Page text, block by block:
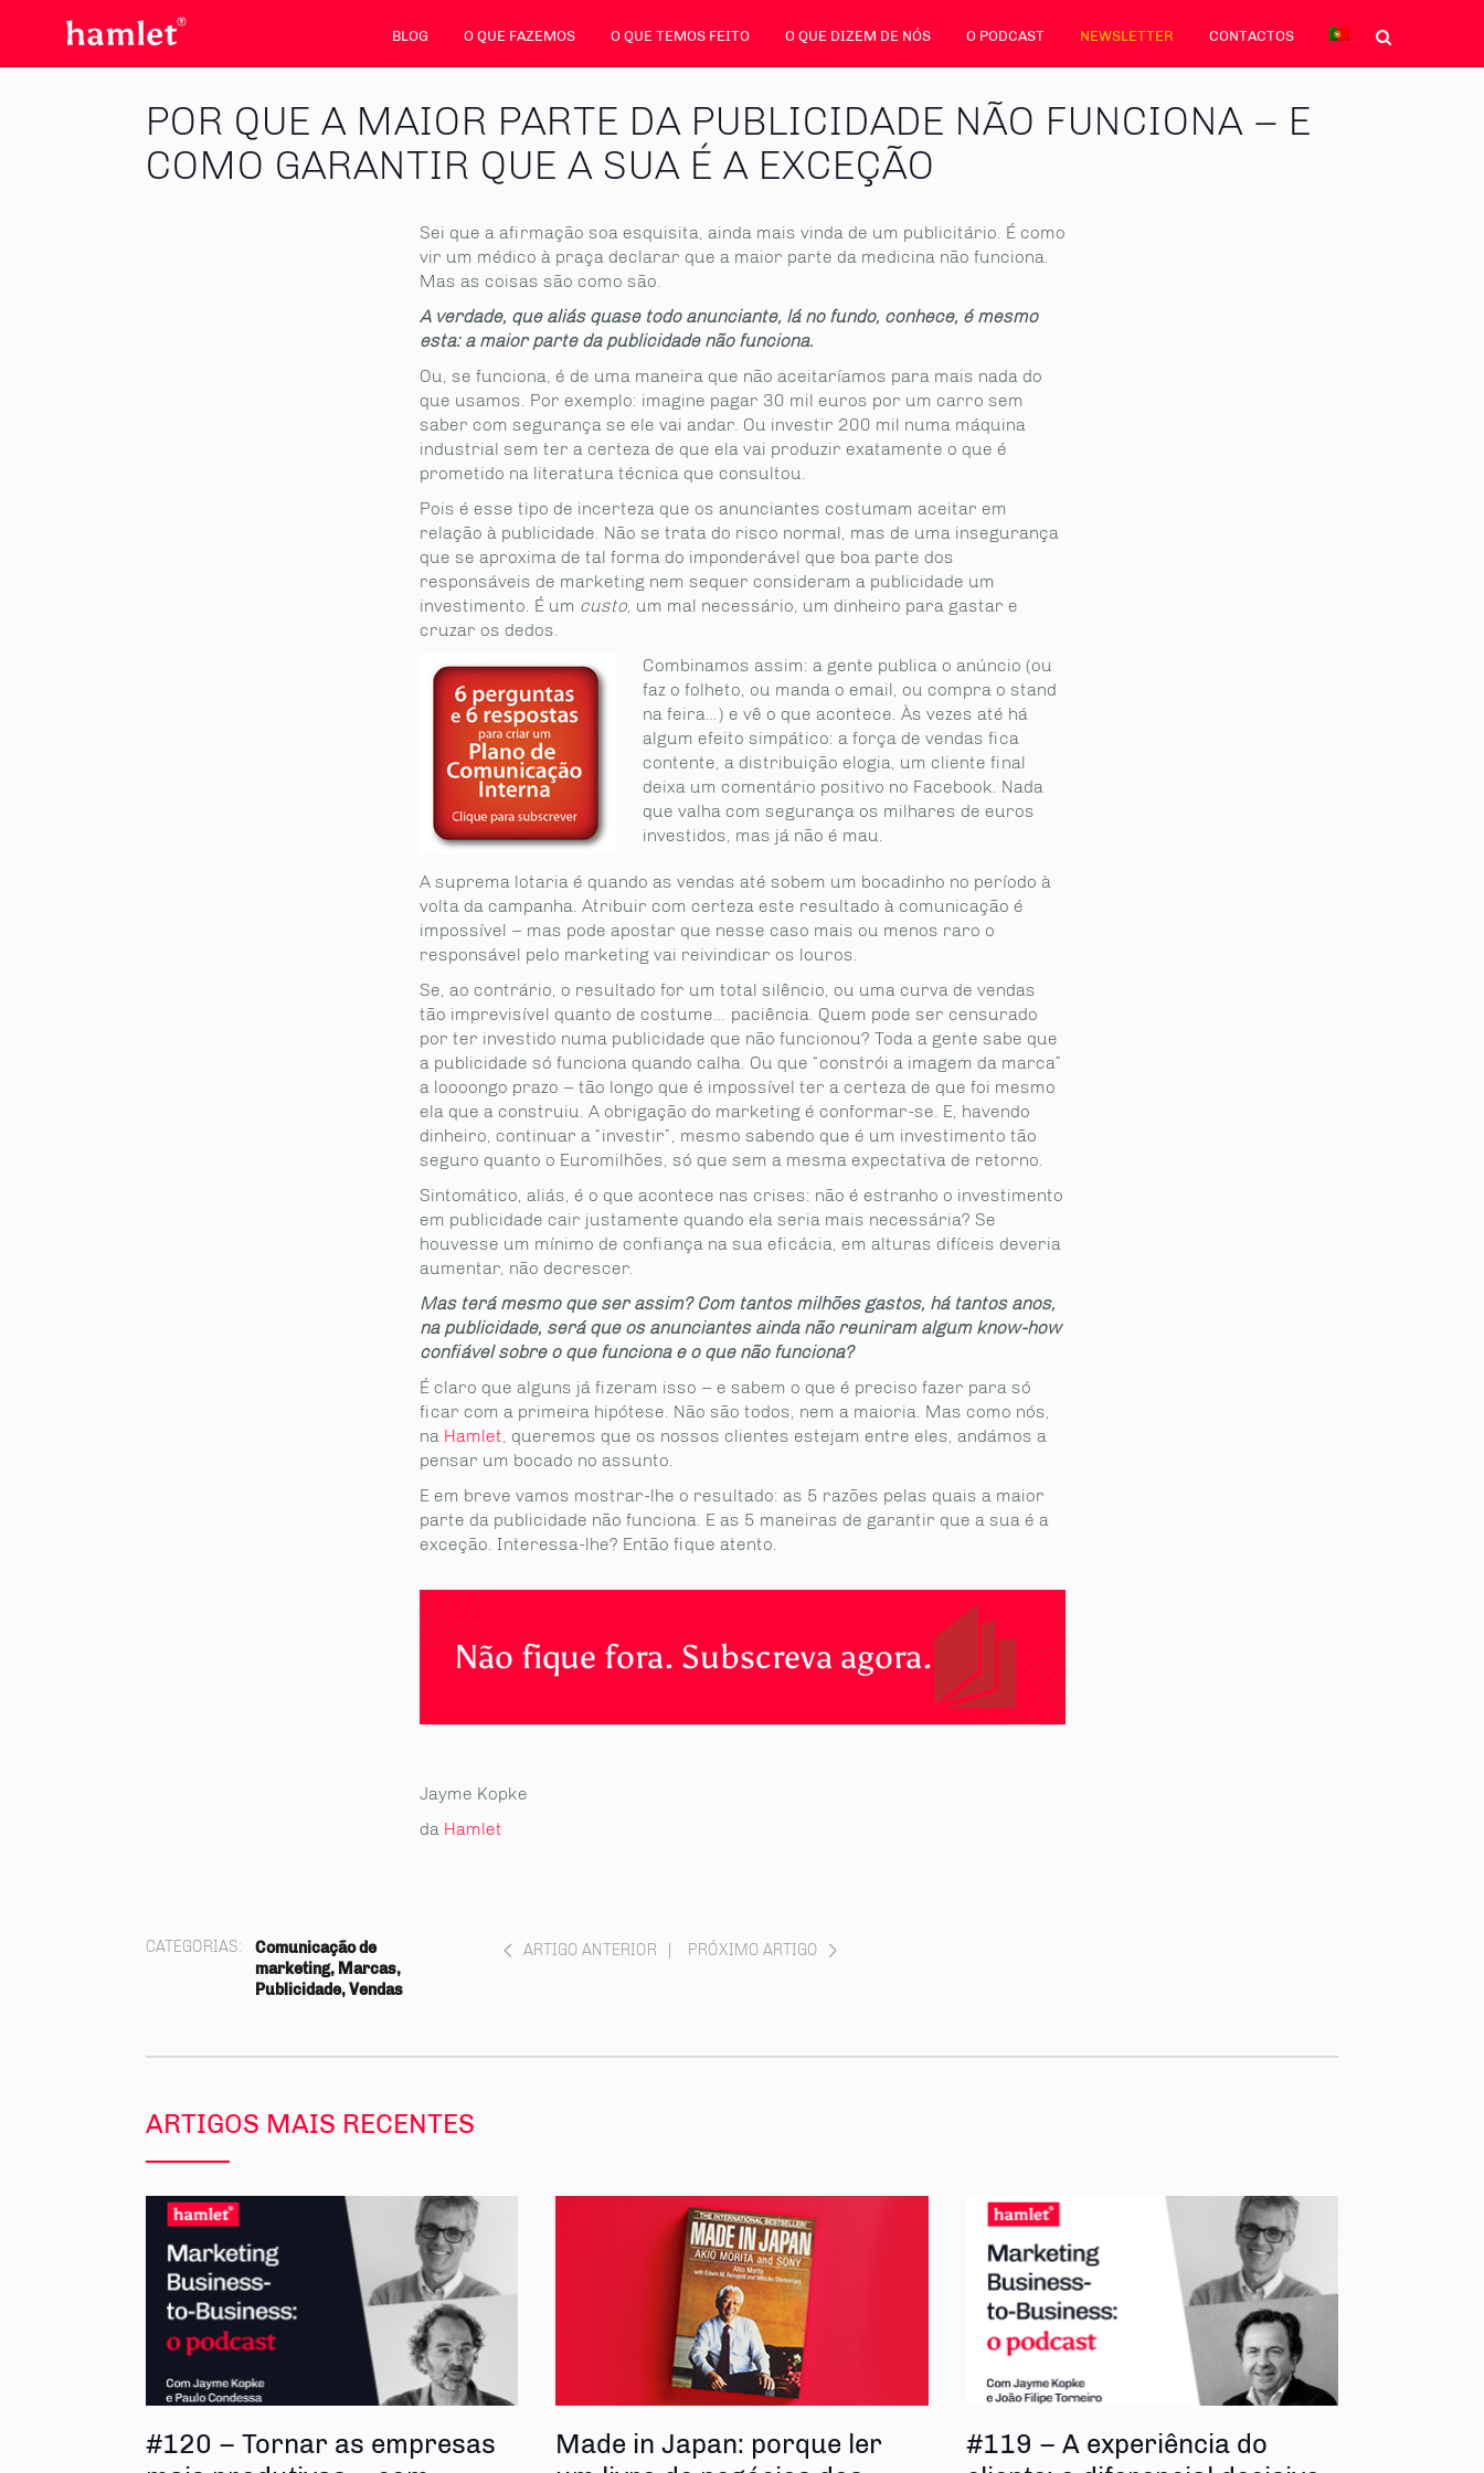
BLOG O QUE FAZEMOS O QUE TEMOS FEITO O QUE DIZEM DE NÓS O PODCAST NEWSLETTER CONTACTOS
POR QUE A MAIOR PARTE DA PUBLICIDADE NÃO FUNCIONA – E
COMO GARANTIR QUE A SUA É A EXCEÇÃO
Sei que a afirmação soa esquisita, ainda mais vinda de um publicitário. É como
vir um médico à praça declarar que a maior parte da medicina não funciona.
Mas as coisas são como são.
A verdade, que aliás quase todo anunciante, lá no fundo, conhece, é mesmo
esta: a maior parte da publicidade não funciona.
Ou, se funciona, é de uma maneira que não aceitaríamos para mais nada do
que usamos. Por exemplo: imagine pagar 30 mil euros por um carro sem
saber com segurança se ele vai andar. Ou investir 200 mil numa máquina
industrial sem ter a certeza de que ela vai produzir exatamente o que é
prometido na literatura técnica que consultou.
Pois é esse tipo de incerteza que os anunciantes costumam aceitar em
relação à publicidade. Não se trata do risco normal, mas de uma insegurança
que se aproxima de tal forma do imponderável que boa parte dos
responsáveis de marketing nem sequer consideram a publicidade um
investimento. É um custo, um mal necessário, um dinheiro para gastar e
cruzar os dedos.
Combinamos assim: a gente publica o anúncio (ou
faz o folheto, ou manda o email, ou compra o stand
na feira…) e vê o que acontece. Às vezes até há
algum efeito simpático: a força de vendas fica
contente, a distribuição elogia, um cliente final
deixa um comentário positivo no Facebook. Nada
que valha com segurança os milhares de euros
investidos, mas já não é mau.
A suprema lotaria é quando as vendas até sobem um bocadinho no período à
volta da campanha. Atribuir com certeza este resultado à comunicação é
impossível – mas pode apostar que nesse caso mais ou menos raro o
responsável pelo marketing vai reivindicar os louros.
Se, ao contrário, o resultado for um total silêncio, ou uma curva de vendas
tão imprevisível quanto de costume… paciência. Quem pode ser censurado
por ter investido numa publicidade que não funcionou? Toda a gente sabe que
a publicidade só funciona quando calha. Ou que “constrói a imagem da marca”
a loooongo prazo – tão longo que é impossível ter a certeza de que foi mesmo
ela que a construiu. A obrigação do marketing é conformar-se. E, havendo
dinheiro, continuar a “investir”, mesmo sabendo que é um investimento tão
seguro quanto o Euromilhões, só que sem a mesma expectativa de retorno.
Sintomático, aliás, é o que acontece nas crises: não é estranho o investimento
em publicidade cair justamente quando ela seria mais necessária? Se
houvesse um mínimo de confiança na sua eficácia, em alturas difíceis deveria
aumentar, não decrescer.
Mas terá mesmo que ser assim? Com tantos milhões gastos, há tantos anos,
na publicidade, será que os anunciantes ainda não reuniram algum know-how
confiável sobre o que funciona e o que não funciona?
É claro que alguns já fizeram isso – e sabem o que é preciso fazer para só
ficar com a primeira hipótese. Não são todos, nem a maioria. Mas como nós,
na Hamlet, queremos que os nossos clientes estejam entre eles, andámos a
pensar um bocado no assunto.
E em breve vamos mostrar-lhe o resultado: as 5 razões pelas quais a maior
parte da publicidade não funciona. E as 5 maneiras de garantir que a sua é a
exceção. Interessa-lhe? Então fique atento.
Não fique fora. Subscreva agora.
Jayme Kopke
da Hamlet
CATEGORIAS:
Comunicação de
marketing, Marcas,
Publicidade, Vendas
ARTIGO ANTERIOR PRÓXIMO ARTIGO
ARTIGOS MAIS RECENTES
#120 – Tornar as empresas
Made in Japan: porque ler
#119 – A experiência do